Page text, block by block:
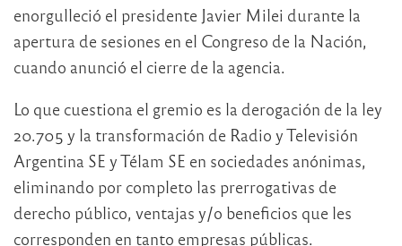
enorgulleció el presidente Javier Milei durante la
apertura de sesiones en el Congreso de la Nación,
cuando anunció el cierre de la agencia.
Lo que cuestiona el gremio es la derogación de la ley
20.705 y la transformación de Radio y Televisión
Argentina SE y Télam SE en sociedades anónimas,
eliminando por completo las prerrogativas de
derecho público, ventajas y/o beneficios que les
corresponden en tanto empresas públicas.